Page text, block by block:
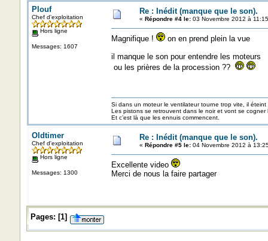
Plouf
Chef d'exploitation
Hors ligne
Messages: 1607
Re : Inédit (manque que le son).
« Répondre #4 le:03 Novembre 2012 à
Magnifique !
on en prend plein la vue
il manque le son pour entendre les moteurs
ou les prières de la procession ??
Si dans un moteur le ventilateur tourne trop vite, il éteint
Les pistons se retrouvent dans le noir et vont se
Et c’est là que les ennuis commencent.
Oldtimer
Chef d'exploitation
Hors ligne
Messages: 1300
Re : Inédit (manque que le son).
« Répondre #5 le:04 Novembre 2012 à
Excellente video
Merci de nous la faire partager
Pages: [1]